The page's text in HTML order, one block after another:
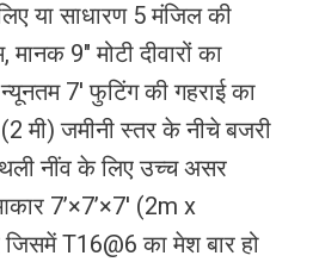
या साधारण 5 मंजिल की
मानक 9″ मोटी दीवारों का
7′ फुटिंग की गहराई का
मी) जमीनी स्तर के नीचे बजरी
नींव के लिए उच्च असर
7’×7’×7′ (2m x
जिसमें T16@6 का मेश बार हो